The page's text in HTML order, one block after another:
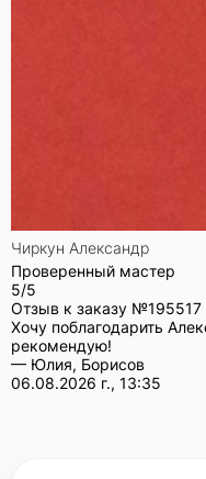
Чиркун Александр
Проверенный мастер
5/5
Отзыв к заказу №195517
Хочу поблагодарить
рекомендую!
— Юлия, Борисов
06.08.2026 г., 13:35